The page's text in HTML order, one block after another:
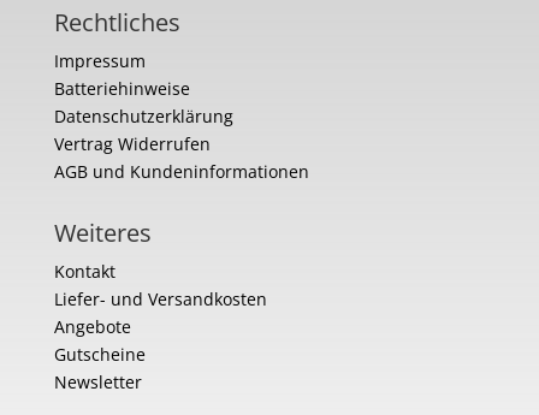
Rechtliches
Impressum
Batteriehinweise
Datenschutzerklärung
Vertrag Widerrufen
AGB und Kundeninformationen
Weiteres
Kontakt
Liefer- und Versandkosten
Angebote
Gutscheine
Newsletter